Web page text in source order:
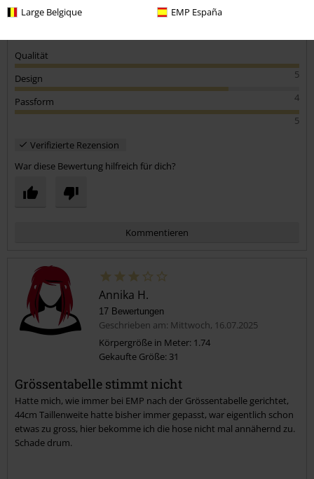
Large Belgique EMP España
Qualität
5
Design
4
Passform
5
Verifizierte Rezension
War diese Bewertung hilfreich für dich?
Kommentieren
Kommentar jetzt abschicken!
Annika H.
17 Bewertungen
Geschrieben am: Mittwoch, 16.07.2025
Körpergröße in Meter: 1.74
Gekaufte Größe: 31
Grössentabelle stimmt nicht
Hatte mich, wie immer bei EMP nach der Grössentabelle gerichtet,
44cm Taillenweite hatte bisher immer gepasst, war eigentlich schon
etwas zu gross, hier bekomme ich die hose nicht mal annähernd zu.
Schade drum.